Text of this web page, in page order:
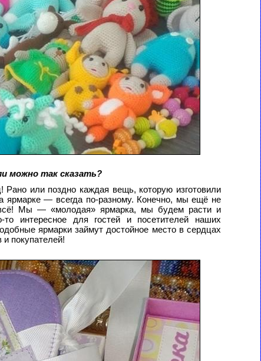
можно так сказать?
или поздно каждая вещь, которую изготовили
ярмарке — всегда по-разному. Конечно, мы ещё не
всё! Мы — «молодая» ярмарка, мы будем расти и
то интересное для гостей и посетителей наших
ярмарки займут достойное место в сердцах
покупателей!